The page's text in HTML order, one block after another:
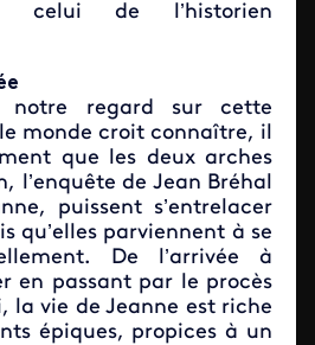
celui de l’historien
notre regard sur cette
monde croit connaître, il
que les deux arches
l’enquête de Jean Bréhal
puissent s’entrelacer
qu’elles parviennent à se
De l’arrivée à
en passant par le procès
la vie de Jeanne est riche
épiques, propices à un